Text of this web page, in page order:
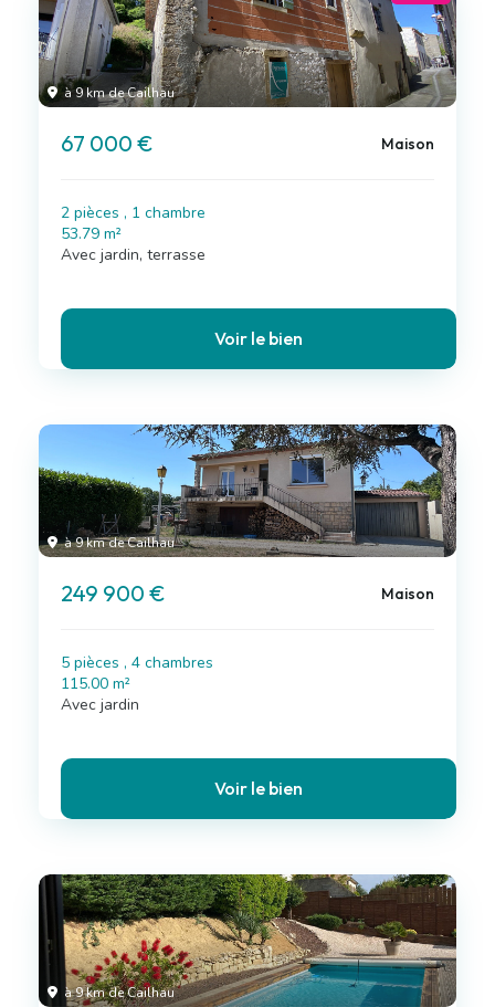
à 9 km de Cailhau
67 000 € Maison
2 pièces , 1 chambre
53.79 m²
Avec jardin, terrasse
Voir le bien
à 9 km de Cailhau
249 900 € Maison
5 pièces , 4 chambres
115.00 m²
Avec jardin
Voir le bien
à 9 km de Cailhau